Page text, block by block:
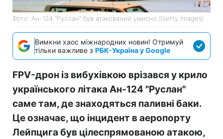
Фото: Ан-124 "Руслан" був атакований умисно (Getty Images)
Вимкни хаос міжнародних новин! Отримуй
тільки важливе з РБК-Україна у Google
FPV-дрон із вибухівкою врізався у крило
українського літака Ан-124 "Руслан"
саме там, де знаходяться паливні баки.
Це означає, що інцидент в аеропорту
Лейпцига був цілеспрямованою атакою,